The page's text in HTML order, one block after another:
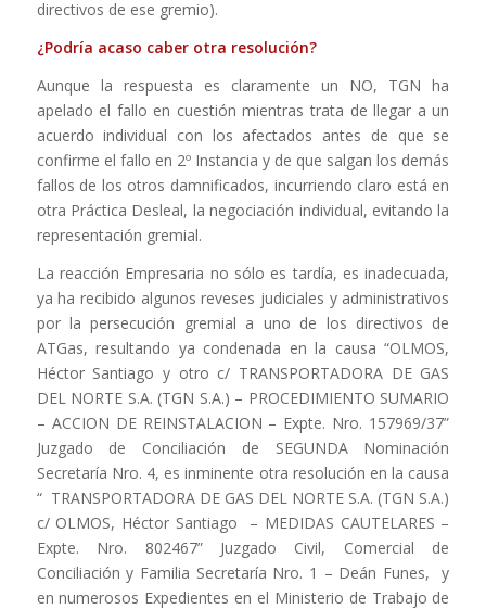
directivos de ese gremio).
¿Podría acaso caber otra resolución?
Aunque la respuesta es claramente un NO, TGN ha
apelado el fallo en cuestión mientras trata de llegar a un
acuerdo individual con los afectados antes de que se
confirme el fallo en 2º Instancia y de que salgan los demás
fallos de los otros damnificados, incurriendo claro está en
otra Práctica Desleal, la negociación individual, evitando la
representación gremial.
La reacción Empresaria no sólo es tardía, es inadecuada,
ya ha recibido algunos reveses judiciales y administrativos
por la persecución gremial a uno de los directivos de
ATGas, resultando ya condenada en la causa “OLMOS,
Héctor Santiago y otro c/ TRANSPORTADORA DE GAS
DEL NORTE S.A. (TGN S.A.) – PROCEDIMIENTO SUMARIO
– ACCION DE REINSTALACION – Expte. Nro. 157969/37”
Juzgado de Conciliación de SEGUNDA Nominación
Secretaría Nro. 4, es inminente otra resolución en la causa
“ TRANSPORTADORA DE GAS DEL NORTE S.A. (TGN S.A.)
c/ OLMOS, Héctor Santiago – MEDIDAS CAUTELARES –
Expte. Nro. 802467” Juzgado Civil, Comercial de
Conciliación y Familia Secretaría Nro. 1 – Deán Funes, y
en numerosos Expedientes en el Ministerio de Trabajo de